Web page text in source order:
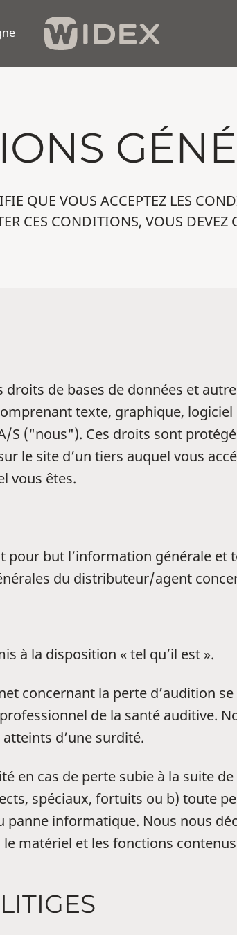
QUE VOUS ACCEPTEZ LES
CES CONDITIONS, VOUS DEVEZ
droits de bases de données et
texte, graphique,
S ("nous"). Ces droits sont
le site d’un tiers auquel vous
vous êtes.
but l’information générale et
du distributeur/agent
à la disposition « tel qu’il est ».
concernant la perte d’audition
de la santé auditive.
d’une surdité.
en cas de perte subie à la suite
spéciaux, fortuits ou b) toute
panne informatique. Nous nous
matériel et les fonctions